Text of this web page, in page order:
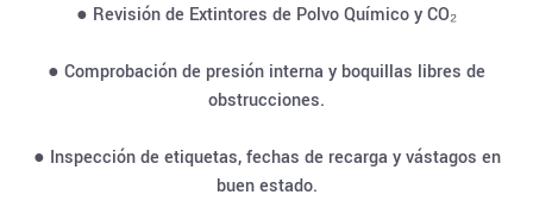
● Revisión de Extintores de Polvo Químico y CO₂
● Comprobación de presión interna y boquillas libres de
obstrucciones.
● Inspección de etiquetas, fechas de recarga y vástagos en
buen estado.